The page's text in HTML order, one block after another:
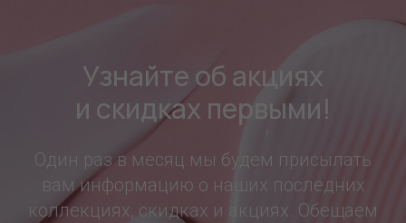
Узнайте об акциях
и скидках первыми!
Один раз в месяц мы будем присылать
вам информацию о наших последних
коллекциях, скидках и акциях. Обещаем